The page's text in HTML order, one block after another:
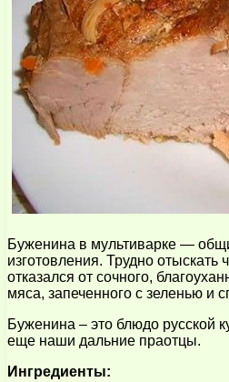
Буженина в мультиварке —
изготовления. Трудно отыскать
отказался от сочного,
мяса, запеченного с зеленью и
Буженина – это блюдо русской
еще наши дальние праотцы.
Ингредиенты: